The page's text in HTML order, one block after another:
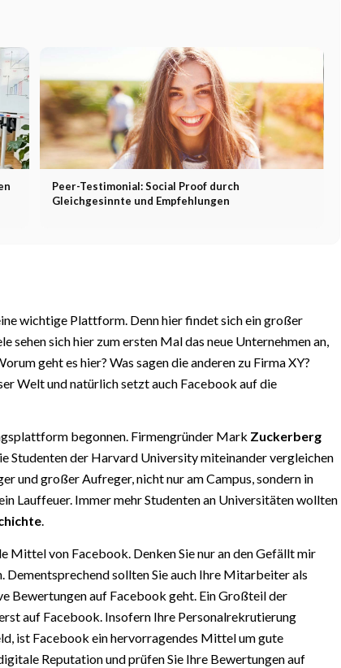
Peer-Testimonial: Social Proof durch
Gleichgesinnte und Empfehlungen
wichtige Plattform. Denn hier findet sich ein großer
sehen sich hier zum ersten Mal das neue Unternehmen an,
geht es hier? Was sagen die anderen zu Firma XY?
Welt und natürlich setzt auch Facebook auf die
begonnen. Firmengründer Mark Zuckerberg
Studenten der Harvard University miteinander vergleichen
und großer Aufreger, nicht nur am Campus, sondern in
Lauffeuer. Immer mehr Studenten an Universitäten wollten
.
Mittel von Facebook. Denken Sie nur an den Gefällt mir
sollten Sie auch Ihre Mitarbeiter als
Bewertungen auf Facebook geht. Ein Großteil der
auf Facebook. Insofern Ihre Personalrekrutierung
ist Facebook ein hervorragendes Mittel um gute
Reputation und prüfen Sie Ihre Bewertungen auf